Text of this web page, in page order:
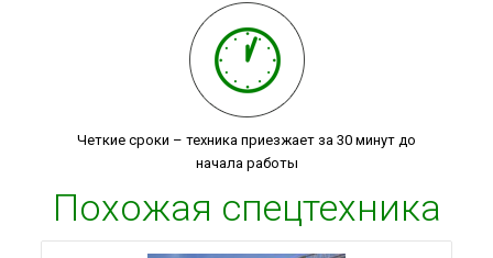
Четкие сроки – техника приезжает за 30 минут до
начала работы
Похожая спецтехника